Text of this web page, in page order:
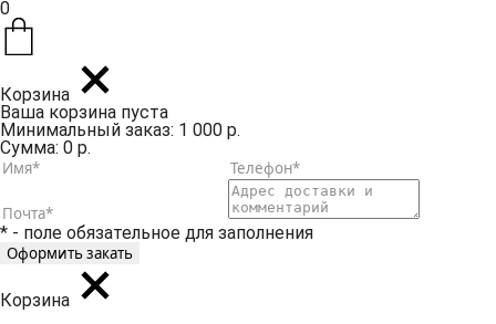
0
Корзина
Ваша корзина пуста
Минимальный заказ: 1 000 р.
Сумма: 0 р.
* - поле обязательное для заполнения
Корзина